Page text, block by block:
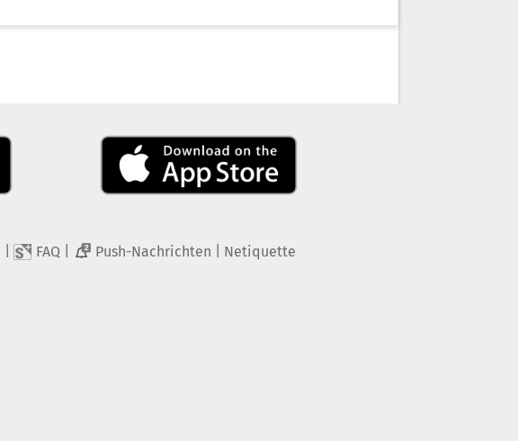
FAQ 2 Push-Nachrichten Netiquette